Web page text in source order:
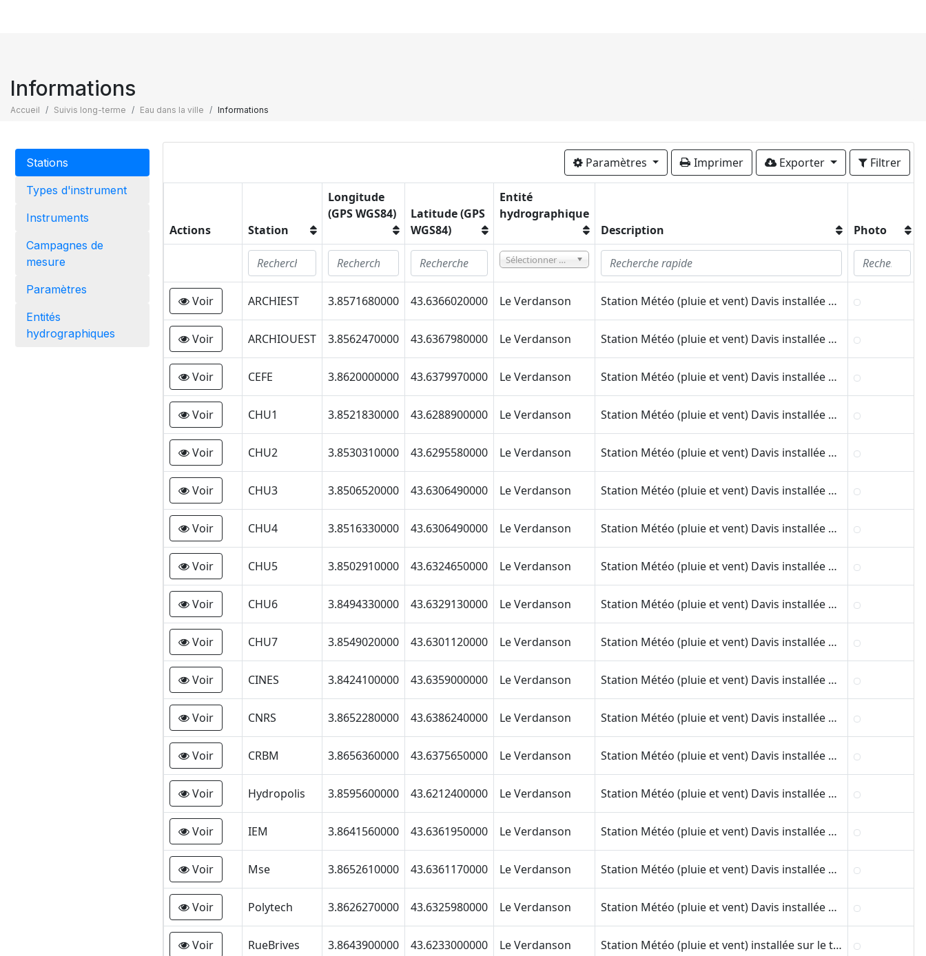
Informations
Accueil Suivis long-terme Eau dans la ville Informations
Stations
Types d'instrument
Instruments
Campagnes de
mesure
Paramètres
Entités
hydrographiques
Filtrer
Exporter
Imprimer
Paramètres
Actions Station
Longitude
(GPS WGS84)
Latitude (GPS
WGS84)
Entité
hydrographique
Description
Photo
Sélectionner une option
Voir ARCHIEST 3.8571680000 43.6366020000 Le Verdanson Station Météo (pluie et vent) Davis installée sur le toit du bâtiment de l'Ecole d'architecture de Montpellier.
Voir ARCHIOUEST 3.8562470000 43.6367980000 Le Verdanson Station Météo (pluie et vent) Davis installée sur le toit du bâtiment le l'Ecole d'architecture de Montpellier.
Voir CEFE 3.8620000000 43.6379970000 Le Verdanson Station Météo (pluie et vent) Davis installée sur le champ d'expérimentation du CEFE au CNRS de Montpellier.
Voir CHU1 3.8521830000 43.6288900000 Le Verdanson Station Météo (pluie et vent) Davis installée sur le toit du bâtiment du CHU Lapeyronie de Montpellier.
Voir CHU2 3.8530310000 43.6295580000 Le Verdanson Station Météo (pluie et vent) Davis installée sur le toit du bâtiment du CHU Lapeyronie de Montpellier.
Voir CHU3 3.8506520000 43.6306490000 Le Verdanson Station Météo (pluie et vent) Davis installée sur le toit du CHU Lapeyronie de Montpellier.
Voir CHU4 3.8516330000 43.6306490000 Le Verdanson Station Météo (pluie et vent) Davis installée sur le toit du bâtiment du CHU Lapeyronie de Montpellier.
Voir CHU5 3.8502910000 43.6324650000 Le Verdanson Station Météo (pluie et vent) Davis installée sur le toit du bâtiment du CHU Arnaud de Villeneuve de Montpellier.
Voir CHU6 3.8494330000 43.6329130000 Le Verdanson Station Météo (pluie et vent) Davis installée sur le toit du bâtiment du CHU Arnaud de Villeneuve de Montpellier.
Voir CHU7 3.8549020000 43.6301120000 Le Verdanson Station Météo (pluie et vent) Davis installée sur le toit du bâtiment préfabriqué du CGOS au CHU Lapeyronie de Montpellier.
Voir CINES 3.8424100000 43.6359000000 Le Verdanson Station Météo (pluie et vent) Davis installée sur le toit du CINES (LIRMM)
Voir CNRS 3.8652280000 43.6386240000 Le Verdanson Station Météo (pluie et vent) Davis installée sur le toit du bâtiment de l'accueil du CNRS (bâtiment B) de Montpellier.
Voir CRBM 3.8656360000 43.6375650000 Le Verdanson Station Météo (pluie et vent) Davis installée sur le toit du bâtiment du CRBM au CNRS de Montpellier.
Voir Hydropolis 3.8595600000 43.6212400000 Le Verdanson Station Météo (pluie et vent) Davis installée sur le toit du nouveau batiment Hydropolis
Voir IEM 3.8641560000 43.6361950000 Le Verdanson Station Météo (pluie et vent) Davis installée sur le toit du bâtiment 40 (IEM) de la fac des Sciences de Montpellier.
Voir Mse 3.8652610000 43.6361170000 Le Verdanson Station Météo (pluie et vent) Davis installée sur le toit du bâtiment 39 (MSE) de la fac des Sciences de Montpellier.
Voir Polytech 3.8626270000 43.6325980000 Le Verdanson Station Météo (pluie et vent) Davis installée sur le toit du bâtiment 31(Polytech) de la fac des Sciences de Montpellier.
Voir RueBrives 3.8643900000 43.6233000000 Le Verdanson Station Météo (pluie et vent) installée sur le toit du bâtiment Rue Jacques Brives